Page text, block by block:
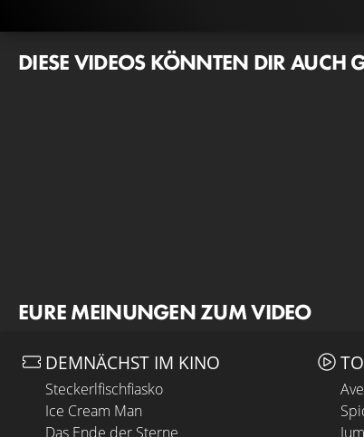
DIESE VIDEOS KÖNNTEN DIR AUCH
EURE MEINUNGEN ZUM VIDEO
DEMNÄCHST IM KINO
Steckerlfischfiasko
Ice Cream Man
Das Ende der Sterne